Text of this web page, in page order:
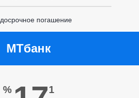
досрочное погашение
МТбанк
% 1